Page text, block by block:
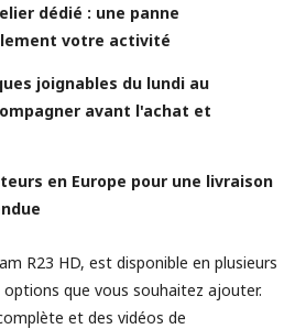
dédié : une panne
votre activité
joignables du lundi au
avant l'achat et
en Europe pour une livraison
R23 HD, est disponible en plusieurs
que vous souhaitez ajouter.
et des vidéos de